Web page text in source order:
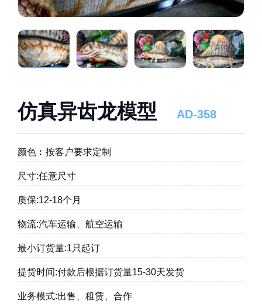
仿真异齿龙模型 AD-358
颜色︰按客户要求定制
尺寸:任意尺寸
质保:12-18个月
物流:汽车运输、航空运输
最小订货量:1只起订
提货时间:付款后根据订货量15-30天发货
业务模式:出售、租赁、合作